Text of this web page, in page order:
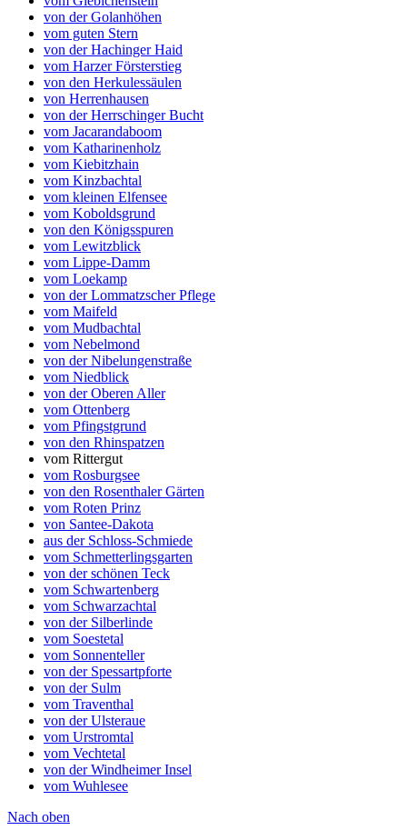
von der Golanhöhen
vom guten Stern
von der Hachinger Haid
vom Harzer Försterstieg
von den Herkulessäulen
von Herrenhausen
von der Herrschinger Bucht
vom Jacarandaboom
vom Katharinenholz
vom Kiebitzhain
vom Kinzbachtal
vom kleinen Elfensee
vom Koboldsgrund
von den Königsspuren
vom Lewitzblick
vom Lippe-Damm
vom Loekamp
von der Lommatzscher Pflege
vom Maifeld
vom Mudbachtal
vom Nebelmond
von der Nibelungenstraße
vom Niedblick
von der Oberen Aller
vom Ottenberg
vom Pfingstgrund
von den Rhinspatzen
vom Rittergut
vom Rosburgsee
von den Rosenthaler Gärten
vom Roten Prinz
von Santee-Dakota
aus der Schloss-Schmiede
vom Schmetterlingsgarten
von der schönen Teck
vom Schwartenberg
vom Schwarzachtal
von der Silberlinde
vom Soestetal
vom Sonnenteller
von der Spessartpforte
von der Sulm
vom Traventhal
von der Ulsteraue
vom Urstromtal
vom Vechtetal
von der Windheimer Insel
vom Wuhlesee
Nach oben